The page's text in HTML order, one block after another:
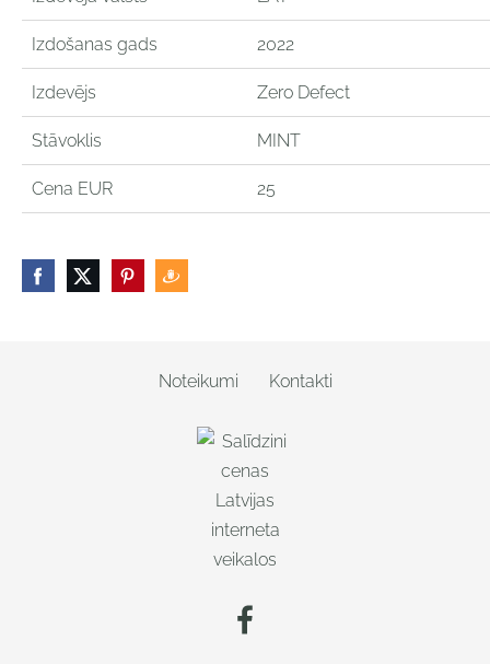
Izdošanas gads 2022
Izdevējs Zero Defect
Stāvoklis MINT
Cena EUR 25
Noteikumi Kontakti